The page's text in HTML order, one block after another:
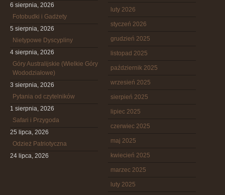
6 sierpnia, 2026
Fotobudki i Gadżety
5 sierpnia, 2026
Nietypowe Dyscypliny
4 sierpnia, 2026
Góry Australijskie (Wielkie Góry
Wododziałowe)
3 sierpnia, 2026
Pytania od czytelników
1 sierpnia, 2026
Safari i Przygoda
25 lipca, 2026
Odzież Patriotyczna
24 lipca, 2026
luty 2026
styczeń 2026
grudzień 2025
listopad 2025
październik 2025
wrzesień 2025
sierpień 2025
lipiec 2025
czerwiec 2025
maj 2025
kwiecień 2025
marzec 2025
luty 2025